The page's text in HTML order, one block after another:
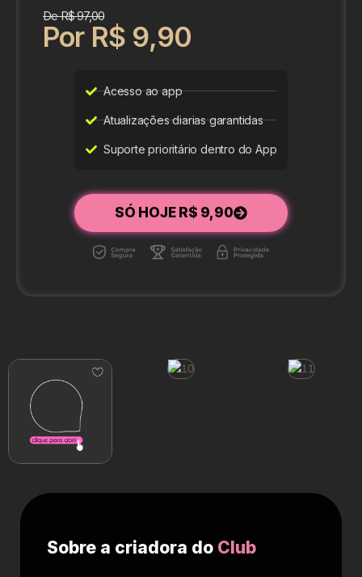
De R$ 97,00
Por R$ 9,90
Acesso ao app
Atualizações diarias garantidas
Suporte prioritário dentro do App
SÓ HOJE R$ 9,90
Sobre a criadora do Club